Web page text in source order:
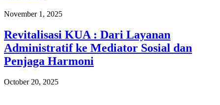
November 1, 2025
Revitalisasi KUA : Dari Layanan
Administratif ke Mediator Sosial dan
Penjaga Harmoni
October 20, 2025